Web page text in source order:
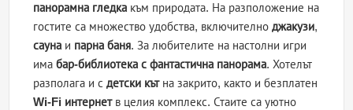
панорамна гледка към природата. На разположение на
гостите са множество удобства, включителноджакузи,
сауна и парна баня. За любителите на настолни игри
имабар-библиотека с фантастична панорама. Хотелът
разполага и сдетски кътна закрито, както и безплатен
Wi-Fi интернетв целия комплекс. Стаите са уютно